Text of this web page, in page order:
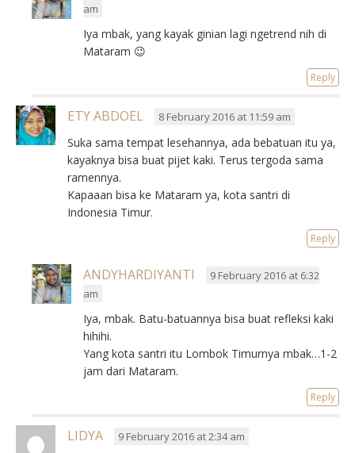
am
Iya mbak, yang kayak ginian lagi ngetrend nih di
Mataram 😉
Reply
ETY ABDOEL 8 February 2016 at 11:59 am
Suka sama tempat lesehannya, ada bebatuan itu ya,
kayaknya bisa buat pijet kaki. Terus tergoda sama
ramennya.
Kapaaan bisa ke Mataram ya, kota santri di
Indonesia Timur.
Reply
ANDYHARDIYANTI
9 February 2016 at 6:32
am
Iya, mbak. Batu-batuannya bisa buat refleksi kaki
hihihi.
Yang kota santri itu Lombok Timurnya mbak…1-2
jam dari Mataram.
Reply
LIDYA 9 February 2016 at 2:34 am